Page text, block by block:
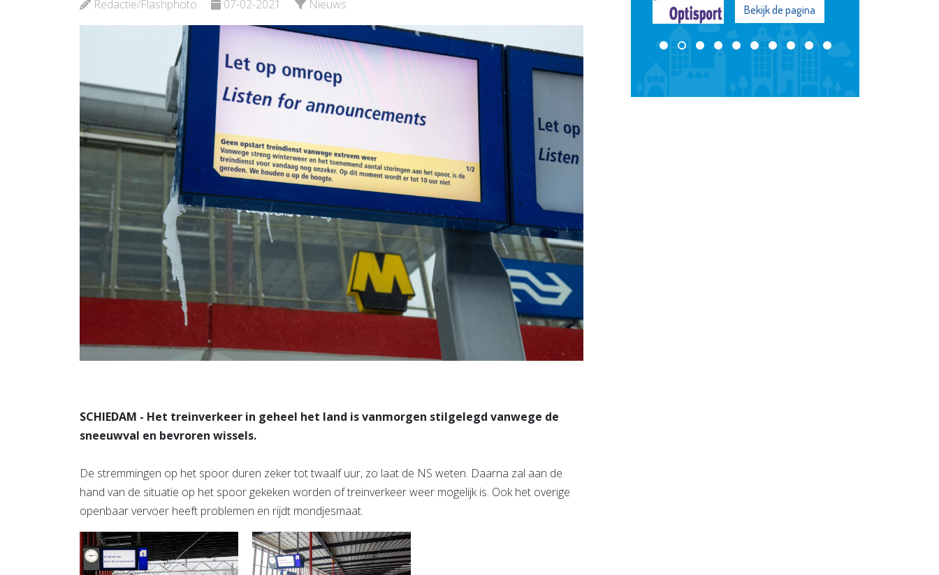
Redactie/Flashphoto 07-02-2021 Nieuws
SCHIEDAM - Het treinverkeer in geheel het land is vanmorgen stilgelegd vanwege de
sneeuwval en bevroren wissels.
De stremmingen op het spoor duren zeker tot twaalf uur, zo laat de NS weten. Daarna zal aan de
hand van de situatie op het spoor gekeken worden of treinverkeer weer mogelijk is. Ook het overige
openbaar vervoer heeft problemen en rijdt mondjesmaat.
Bekijk de pagina
Bekijk de pagina
Bekijk de pagina